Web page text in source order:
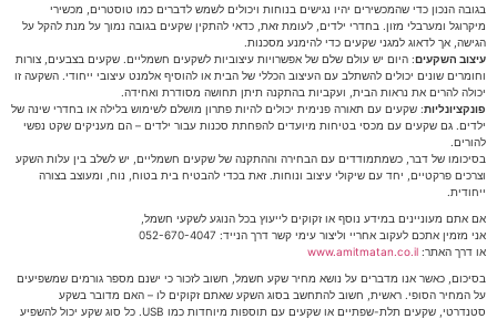
בגובה הנכון כדי שהמכשירים יהיו נגישים בנוחות ויכולים לשמש לדברים כמו טוסטרים, מכשירי
מיקרוגל ומערבלי מזון. בחדרי ילדים, לעומת זאת, כדאי להתקין שקעים בגובה נמוך על מנת להקל על
הגישה, אך לדאוג למגני שקעים כדי להימנע מסכנות.
עיצוב השקעים: היום יש עולם שלם של אפשרויות עיצוביות לשקעים חשמליים. שקעים בצבעים, צורות
וחומרים שונים יכולים להשתלב עם העיצוב הכללי של הבית או להוסיף אלמנט עיצובי ייחודי. השקעה זו
יכולה להרים את נראות הבית, ועקביות בהתקנה תיתן תחושה מסודרת ואחידה.
פונקציונליות: שקעים עם תאורה פנימית יכולים להיות פתרון מושלם לשימוש בלילה או בחדרי שינה של
ילדים. גם שקעים עם מכסי בטיחות מיועדים להפחתת סכנות עבור ילדים – הם מעניקים שקט נפשי
להורים.
בסיכומו של דבר, כשמתמודדים עם הבחירה וההתקנה של שקעים חשמליים, יש לשלב בין עלות השקע
וצרכים פרקטיים, יחד עם שיקולי עיצוב ונוחות. זאת בכדי להבטיח בית בטוח, נוח, ומעוצב בצורה
ייחודית.
אם אתם מעוניינים במידע נוסף או זקוקים לייעוץ בכל הנוגע לשקעי חשמל,
אני מזמין אתכם לעקוב אחריי וליצור עימי קשר דרך הנייד: 052-670-4047
או דרך האתר: www.amitmatan.co.il
בסיכום, כאשר אנו מדברים על נושא מחיר שקע חשמל, חשוב לזכור כי ישנם מספר גורמים שמשפיעים
על המחיר הסופי. ראשית, חשוב להתחשב בסוג השקע שאתם זקוקים לו – האם מדובר בשקע
סטנדרטי, שקעים תלת-שפתיים או שקעים עם תוספות מיוחדות כמו USB. כל סוג שקע יכול להשפיע